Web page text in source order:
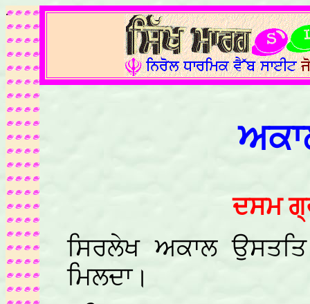
.
ਦਸਮ
ਸਿਰਲੇਖ ਅਕਾਲ
ਮਿਲਦਾ।